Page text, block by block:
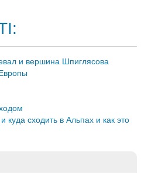
и вершина Шпиглясова
куда сходить в Альпах и как это